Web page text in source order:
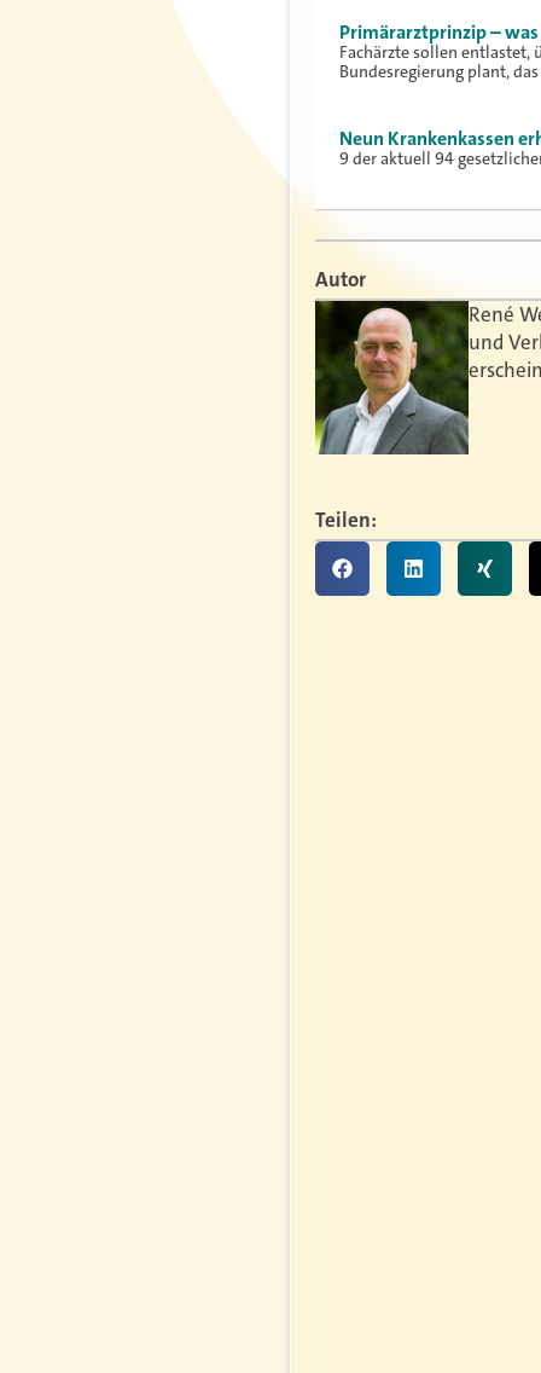
Primärarztprinzip –
Fachärzte sollen entlastet,
Bundesregierung plant,
Neun Krankenkassen
9 der aktuell 94
Autor
René
und
Teilen: